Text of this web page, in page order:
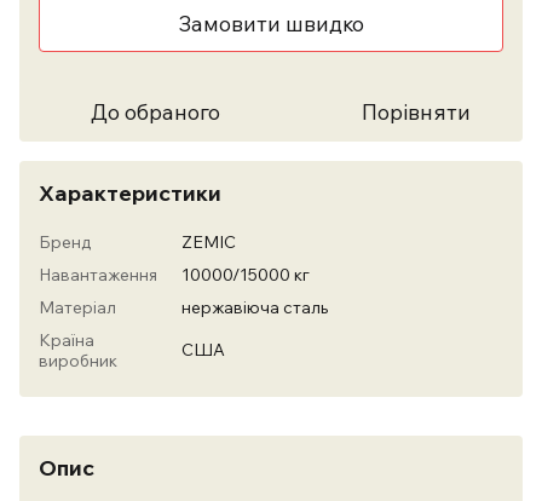
Замовити швидко
До обраного Порівняти
Характеристики
Бренд
ZEMIC
Навантаження
10000/15000 кг
Матеріал
нержавіюча сталь
Країна
виробник
США
Опис